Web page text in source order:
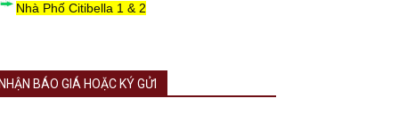
Nhà Phố Citibella 1 & 2
NHẬN BÁO GIÁ HOẶC KÝ GỬI